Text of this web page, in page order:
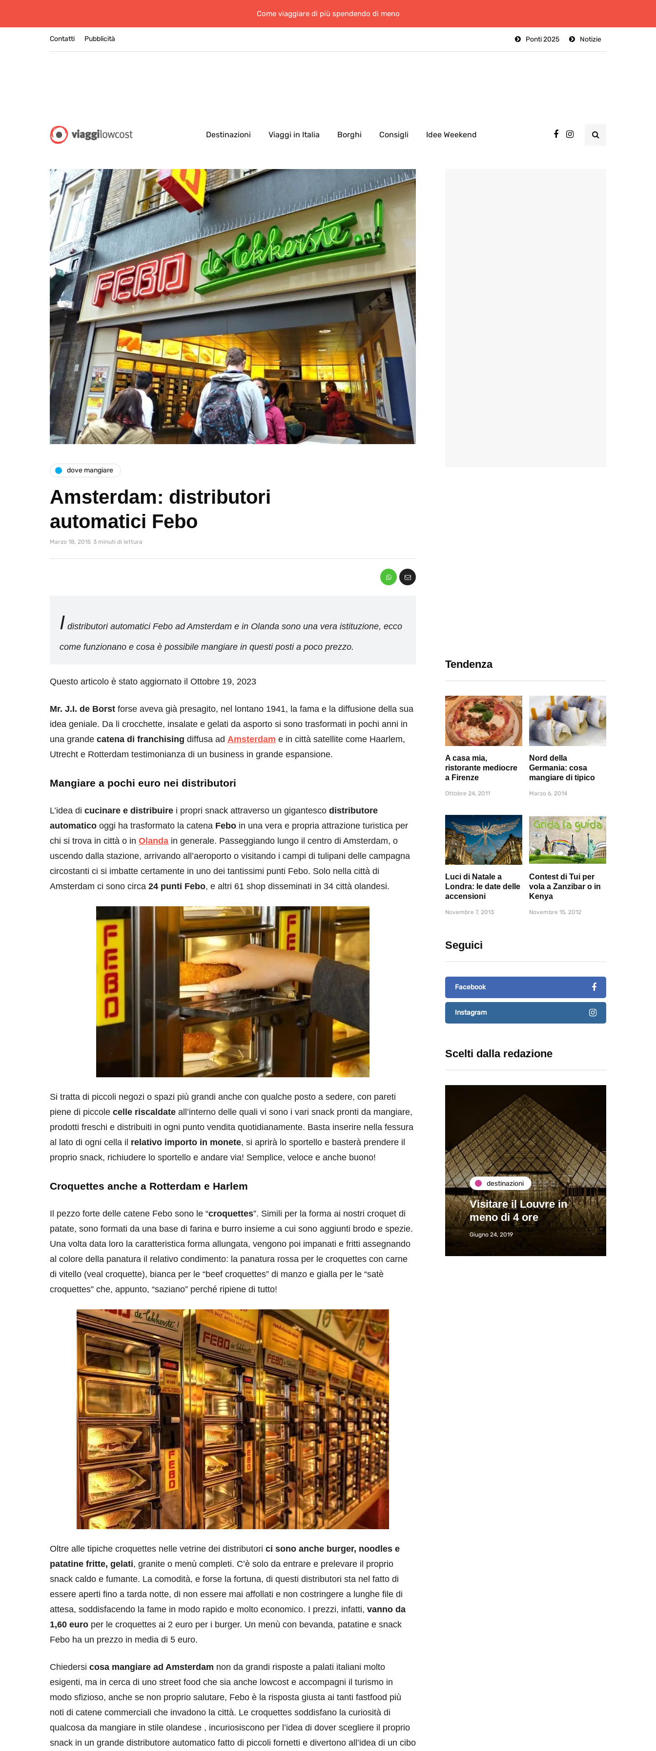
Come viaggiare di più spendendo di meno
Contatti Notizie
Ponti 2025
Pubblicità
Destinazioni Viaggi in Italia Borghi Consigli Idee Weekend
dove mangiare
Amsterdam: distributori
automatici Febo
Marzo 18, 2015 3 minuti di lettura
I distributori automatici Febo ad Amsterdam e in Olanda sono una vera istituzione, ecco
come funzionano e cosa è possibile mangiare in questi posti a poco prezzo.
Questo articolo è stato aggiornato il Ottobre 19, 2023
Mr. J.I. de Borst forse aveva già presagito, nel lontano 1941, la fama e la diffusione della sua
idea geniale. Da li crocchette, insalate e gelati da asporto si sono trasformati in pochi anni in
una grande catena di franchising diffusa ad Amsterdam e in città satellite come Haarlem,
Utrecht e Rotterdam testimonianza di un business in grande espansione.
Mangiare a pochi euro nei distributori
L’idea di cucinare e distribuire i propri snack attraverso un gigantesco distributore
automatico oggi ha trasformato la catena Febo in una vera e propria attrazione turistica per
chi si trova in città o in Olanda in generale. Passeggiando lungo il centro di Amsterdam, o
uscendo dalla stazione, arrivando all’aeroporto o visitando i campi di tulipani delle campagna
circostanti ci si imbatte certamente in uno dei tantissimi punti Febo. Solo nella città di
Amsterdam ci sono circa 24 punti Febo, e altri 61 shop disseminati in 34 città olandesi.
Si tratta di piccoli negozi o spazi più grandi anche con qualche posto a sedere, con pareti
piene di piccole celle riscaldate all’interno delle quali vi sono i vari snack pronti da mangiare,
prodotti freschi e distribuiti in ogni punto vendita quotidianamente. Basta inserire nella fessura
al lato di ogni cella il relativo importo in monete, si aprirà lo sportello e basterà prendere il
proprio snack, richiudere lo sportello e andare via! Semplice, veloce e anche buono!
Croquettes anche a Rotterdam e Harlem
Il pezzo forte delle catene Febo sono le “croquettes”. Simili per la forma ai nostri croquet di
patate, sono formati da una base di farina e burro insieme a cui sono aggiunti brodo e spezie.
Una volta data loro la caratteristica forma allungata, vengono poi impanati e fritti assegnando
al colore della panatura il relativo condimento: la panatura rossa per le croquettes con carne
di vitello (veal croquette), bianca per le “beef croquettes” di manzo e gialla per le “satè
croquettes” che, appunto, “saziano” perché ripiene di tutto!
Oltre alle tipiche croquettes nelle vetrine dei distributori ci sono anche burger, noodles e
patatine fritte, gelati, granite o menù completi. C’è solo da entrare e prelevare il proprio
snack caldo e fumante. La comodità, e forse la fortuna, di questi distributori sta nel fatto di
essere aperti fino a tarda notte, di non essere mai affollati e non costringere a lunghe file di
attesa, soddisfacendo la fame in modo rapido e molto economico. I prezzi, infatti, vanno da
1,60 euro per le croquettes ai 2 euro per i burger. Un menù con bevanda, patatine e snack
Febo ha un prezzo in media di 5 euro.
Chiedersi cosa mangiare ad Amsterdam non da grandi risposte a palati italiani molto
esigenti, ma in cerca di uno street food che sia anche lowcost e accompagni il turismo in
modo sfizioso, anche se non proprio salutare, Febo è la risposta giusta ai tanti fastfood più
noti di catene commerciali che invadono la città. Le croquettes soddisfano la curiosità di
qualcosa da mangiare in stile olandese , incuriosiscono per l’idea di dover scegliere il proprio
snack in un grande distributore automatico fatto di piccoli fornetti e divertono all’idea di un cibo
Tendenza
A casa mia,
ristorante mediocre
a Firenze
Ottobre 24, 2011
Nord della
Germania: cosa
mangiare di tipico
Marzo 6, 2014
Luci di Natale a
Londra: le date delle
accensioni
Novembre 7, 2013
Contest di Tui per
vola a Zanzibar o in
Kenya
Novembre 15, 2012
Seguici
Facebook
Instagram
Scelti dalla redazione
di 4 ore
destinazioni
Immaturi il Viaggio
Rimini e dintorni
Marzo 31, 2026
destinazioni
Visitare il Louvre in
meno di 4 ore
Giugno 24, 2019